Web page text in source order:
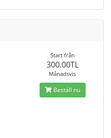
Start från
300.00TL
Månadsvis
Beställ nu